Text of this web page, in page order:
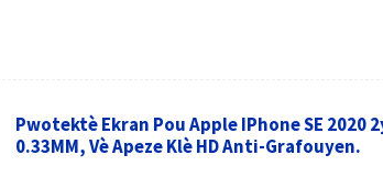
Pwotektè Ekran Pou Apple IPhone SE 2020
0.33MM, Vè Apeze Klè HD Anti-Grafouyen.